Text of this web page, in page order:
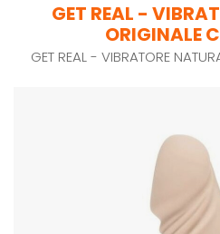
GET REAL -
ORIGINALE
GET REAL - VIBRATORE